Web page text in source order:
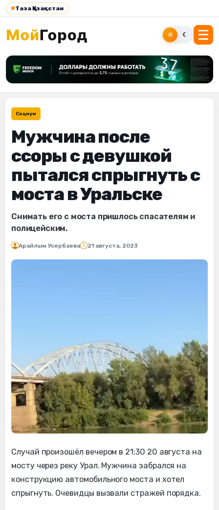
#Таза Қазақстан
☀ ☾
Социум
Мужчина после
ссоры с девушкой
пытался спрыгнуть с
моста в Уральске
Снимать его с моста пришлось спасателям и
полицейским.
Арайлым Усербаева 21 августа, 2023
Случай произошёл вечером в 21:30 20 августа на
мосту через реку Урал. Мужчина забрался на
конструкцию автомобильного моста и хотел
спрыгнуть. Очевидцы вызвали стражей порядка.